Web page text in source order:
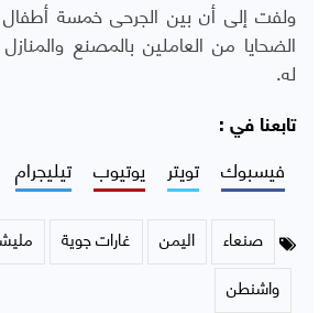
ولفت إلى أن بين الجرحى خمسة أطفال
الضحايا من العاملين بالمصنع والمنازل
له.
تابعنا في :
فيسبوك تويتر يوتيوب تيليجرام
صنعاء اليمن غارات جوية
واشنطن